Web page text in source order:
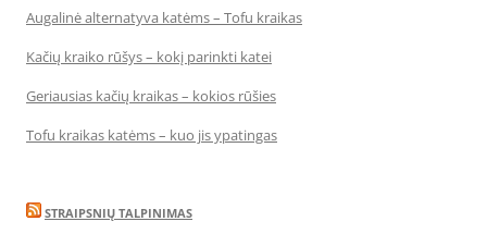
Augalinė alternatyva katėms – Tofu kraikas
Kačių kraiko rūšys – kokį parinkti katei
Geriausias kačių kraikas – kokios rūšies
Tofu kraikas katėms – kuo jis ypatingas
STRAIPSNIŲ TALPINIMAS